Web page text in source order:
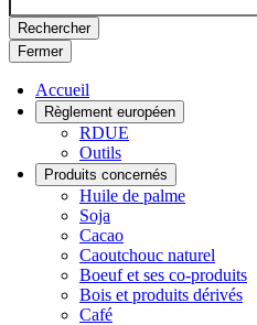
Rechercher
Fermer
Accueil
Règlement européen
RDUE
Outils
Produits concernés
Huile de palme
Soja
Cacao
Caoutchouc naturel
Boeuf et ses co-produits
Bois et produits dérivés
Café